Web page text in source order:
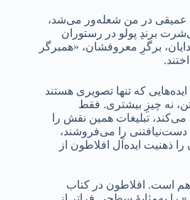
عمیقی در من شعله‌ور می‌شد،
برندِ پولو در رستوران
برگرِ معروفشان، «همبرگر
ایده‌هایی که تنها تصویری هستند
نه چیزِ بیشتری. فقط
تبلیغات همین نقش را
دست‌نیافتنی را می‌فروشند،
ذهنیت ایده‌آل افلاطون از
است. افلاطون در کتاب